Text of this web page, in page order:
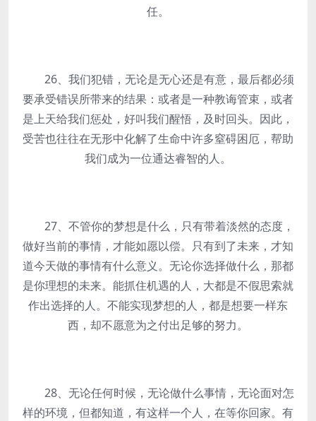
任。
26、我们犯错，无论是无心还是有意，最后都必须
要承受错误所带来的结果：或者是一种教诲管束，或者
是上天给我们惩处，好叫我们醒悟，及时回头。因此，
受苦也往往在无形中化解了生命中许多窒碍困厄，帮助
我们成为一位通达睿智的人。
27、不管你的梦想是什么，只有带着淡然的态度，
做好当前的事情，才能如愿以偿。只有到了未来，才知
道今天做的事情有什么意义。无论你选择做什么，那都
是你理想的未来。能抓住机遇的人，大都是不假思索就
作出选择的人。不能实现梦想的人，都是想要一样东
西，却不愿意为之付出足够的努力。
28、无论任何时候，无论做什么事情，无论面对怎
样的环境，但都知道，有这样一个人，在等你回家。有